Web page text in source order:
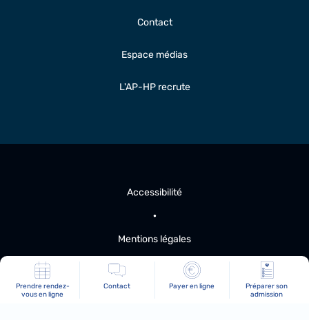
Prendre rendez-
vous en ligne
Contact Payer en ligne
Préparer son
admission
Contact
Espace médias
L'AP-HP recrute
Accessibilité
Mentions légales
Plan du site